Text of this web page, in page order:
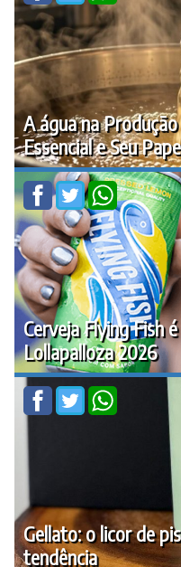
A água na
Essencial e Seu
Cerveja Flying Fish
Lollapalloza 2026
Gellato: o licor de
tendência